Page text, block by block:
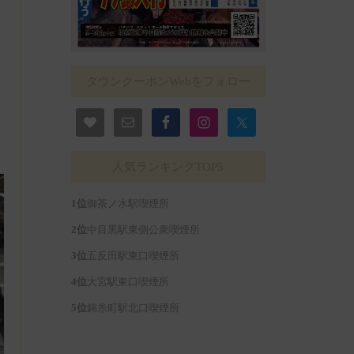
御茶ノ水駅喫煙所
中目黒駅東側公衆喫煙所
五反田駅東口喫煙所
大宮駅東口喫煙所
錦糸町駅北口喫煙所